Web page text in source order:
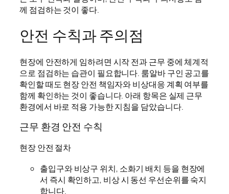
께 점검하는 것이 좋다.
안전 수칙과 주의점
현장에 안전하게 임하려면 시작 전과 근무 중에 체계적
으로 점검하는 습관이 필요합니다. 룸알바 구인 공고를
확인할 때도 현장 안전 책임자와 비상대응 계획 여부를
함께 확인하는 것이 좋습니다. 아래 항목은 실제 근무
환경에서 바로 적용 가능한 지침을 담았습니다.
근무 환경 안전 수칙
현장 안전 절차
출입구와 비상구 위치, 소화기 배치 등을 현장에
서 즉시 확인하고, 비상 시 동선 우선순위를 숙지
합니다.